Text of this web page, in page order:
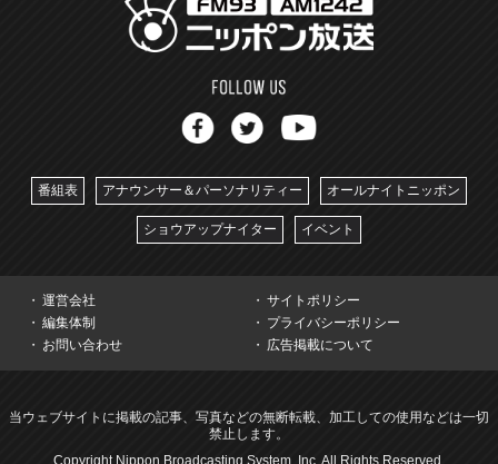
番組表 アナウンサー＆パーソナリティー オールナイトニッポン
ショウアップナイター イベント
運営会社
サイトポリシー
編集体制
プライバシーポリシー
お問い合わせ
広告掲載について
当ウェブサイトに掲載の記事、写真などの無断転載、加工しての使用などは一切
禁止します。
Copyright Nippon Broadcasting System, Inc. All Rights Reserved.